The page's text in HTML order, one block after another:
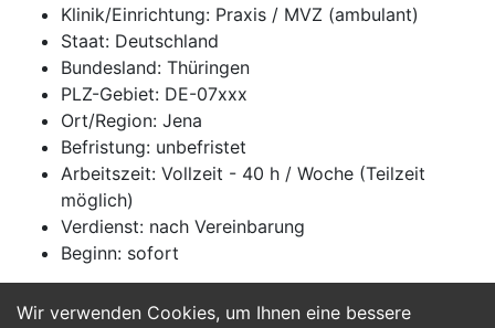
Wir verwenden Cookies, um Ihnen eine bessere
Klinik/Einrichtung: Praxis / MVZ (ambulant)
Staat: Deutschland
Bundesland: Thüringen
PLZ-Gebiet: DE-07xxx
Ort/Region: Jena
Befristung: unbefristet
Arbeitszeit: Vollzeit - 40 h / Woche (Teilzeit
möglich)
Verdienst: nach Vereinbarung
Beginn: sofort